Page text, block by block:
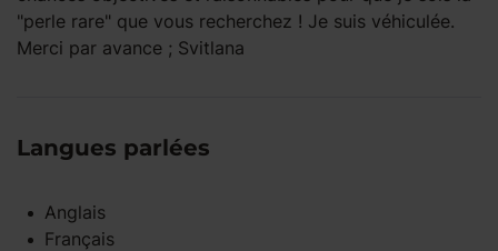
"perle rare" que vous recherchez ! Je suis véhiculée.
Merci par avance ; Svitlana
Langues parlées
Anglais
Français